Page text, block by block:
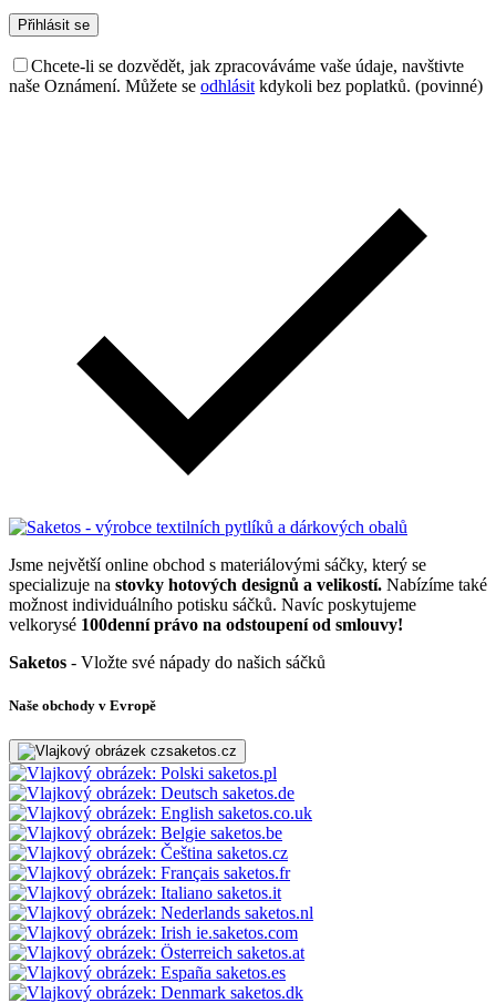
Chcete-li se dozvědět, jak zpracováváme vaše údaje, navštivte
naše Oznámení. Můžete se odhlásit kdykoli bez poplatků. (povinné)
Jsme největší online obchod s materiálovými sáčky, který se
specializuje na stovky hotových designů a velikostí. Nabízíme také
možnost individuálního potisku sáčků. Navíc poskytujeme
velkorysé 100denní právo na odstoupení od smlouvy!
Saketos - Vložte své nápady do našich sáčků
Naše obchody v Evropě
saketos.cz
saketos.pl
saketos.de
saketos.co.uk
saketos.be
saketos.cz
saketos.fr
saketos.it
saketos.nl
ie.saketos.com
saketos.at
saketos.es
saketos.dk